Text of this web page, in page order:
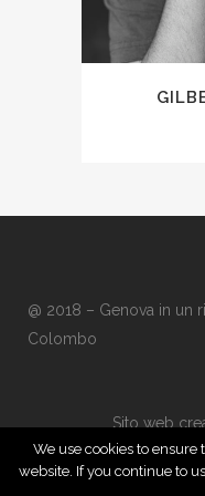
@ 2018 – Genova in un
Colombo
Sito web
We use cookies to
website. If you continue to